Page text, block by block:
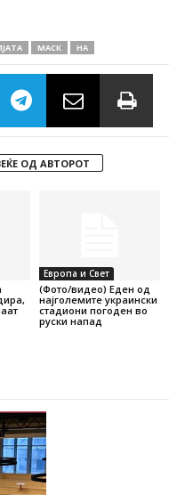
МАСК НА
ОД АВТОРОТ
Европа и Свет
(Фото/видео) Еден од
најголемите украински
стадиони погоден во
руски напад